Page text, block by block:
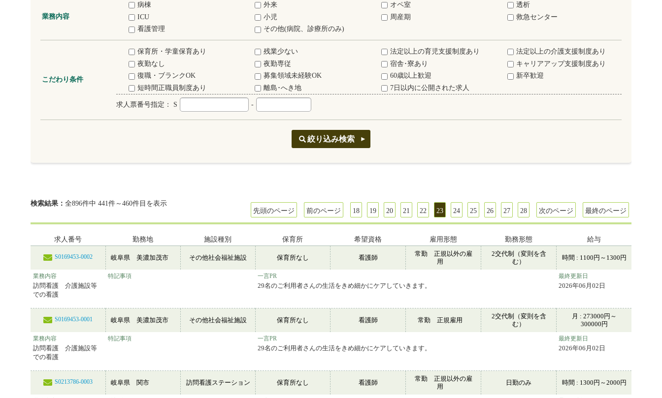
業務内容
病棟 外来 オペ室
透析
ICU
小児 周産期
救急センター
看護管理
その他(病院、診療所のみ)
こだわり条件
保育所・学童保育あり 残業少ない 法定以上の育児支援制度あり
法定以上の介護支援制度あり
夜勤なし
夜勤専従 宿舎･寮あり
キャリアアップ支援制度あり
復職・ブランクOK
募集領域未経験OK 60歳以上歓迎
新卒歓迎
短時間正職員制度あり
離島･へき地 7日以内に公開された求人
求人票番号指定： S -
検索結果： 全896件中 441件～460件目を表示
先頭のページ
前のページ 18 19 20 21 22 23 24 25 26 27 28 次のページ 最終のページ
求人番号 勤務地 施設種別 保育所 希望資格 雇用形態 勤務形態 給与
S0169453-0002 岐阜県 美濃加茂市 その他社会福祉施設 保育所なし 看護師
常勤 正規以外の雇
用
2交代制（変則を含
む）
時間 : 1100円～1300円
業務内容
訪問看護 介護施設等
での看護
特記事項 一言PR
29名のご利用者さんの生活をきめ細かにケアしていきます。
最終更新日
2026年06月02日
S0169453-0001 岐阜県 美濃加茂市 その他社会福祉施設 保育所なし 看護師 常勤 正規雇用
2交代制（変則を含
む）
月 : 273000円～
300000円
業務内容
訪問看護 介護施設等
での看護
特記事項 一言PR
29名のご利用者さんの生活をきめ細かにケアしていきます。
最終更新日
2026年06月02日
S0213786-0003 岐阜県 関市 訪問看護ステーション 保育所なし 看護師
常勤 正規以外の雇
用
日勤のみ 時間 : 1300円～2000円